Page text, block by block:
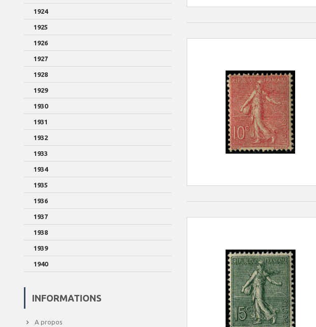
1924
1925
1926
1927
1928
1929
1930
1931
1932
1933
1934
1935
1936
1937
1938
1939
1940
INFORMATIONS
A propos